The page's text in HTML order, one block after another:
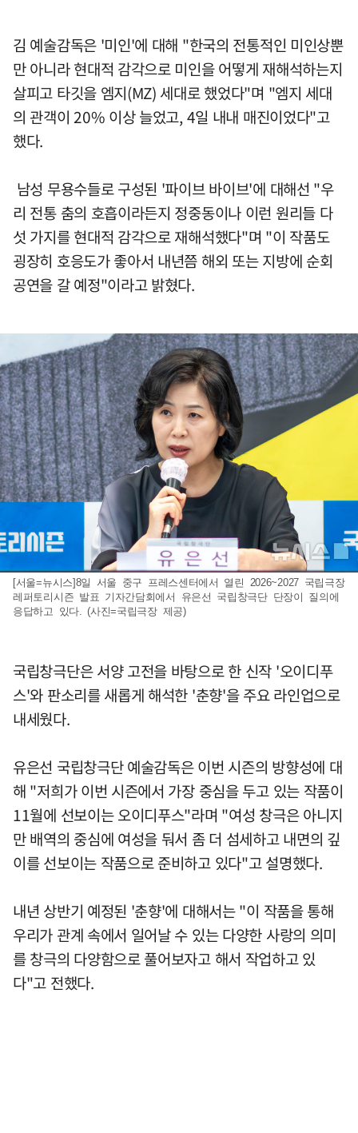
김 예술감독은 '미인'에 대해 "한국의 전통적인 미인상뿐
만 아니라 현대적 감각으로 미인을 어떻게 재해석하는지
살피고 타깃을 엠지(MZ) 세대로 했었다"며 "엠지 세대
의 관객이 20% 이상 늘었고, 4일 내내 매진이었다"고
했다.
남성 무용수들로 구성된 '파이브 바이브'에 대해선 "우
리 전통 춤의 호흡이라든지 정중동이나 이런 원리들 다
섯 가지를 현대적 감각으로 재해석했다"며 "이 작품도
굉장히 호응도가 좋아서 내년쯤 해외 또는 지방에 순회
공연을 갈 예정"이라고 밝혔다.
[서울=뉴시스]8일 서울 중구 프레스센터에서 열린 2026~2027 국립극장
레퍼토리시즌 발표 기자간담회에서 유은선 국립창극단 단장이 질의에
응답하고 있다. (사진=국립극장 제공)
국립창극단은 서양 고전을 바탕으로 한 신작 '오이디푸
스'와 판소리를 새롭게 해석한 '춘향'을 주요 라인업으로
내세웠다.
유은선 국립창극단 예술감독은 이번 시즌의 방향성에 대
해 "저희가 이번 시즌에서 가장 중심을 두고 있는 작품이
11월에 선보이는 오이디푸스"라며 "여성 창극은 아니지
만 배역의 중심에 여성을 둬서 좀 더 섬세하고 내면의 깊
이를 선보이는 작품으로 준비하고 있다"고 설명했다.
내년 상반기 예정된 '춘향'에 대해서는 "이 작품을 통해
우리가 관계 속에서 일어날 수 있는 다양한 사랑의 의미
를 창극의 다양함으로 풀어보자고 해서 작업하고 있
다"고 전했다.